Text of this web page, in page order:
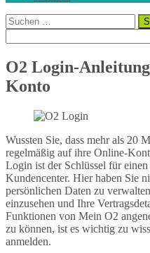
Suchen
nach:
O2 Login-
Konto
Wussten Sie, dass mehr als 20
regelmäßig auf ihre Online-
Login ist der Schlüssel für
Kundencenter. Hier haben Sie
persönlichen Daten zu
einzusehen und Ihre
Funktionen von Mein O2
zu können, ist es wichtig zu
anmelden.